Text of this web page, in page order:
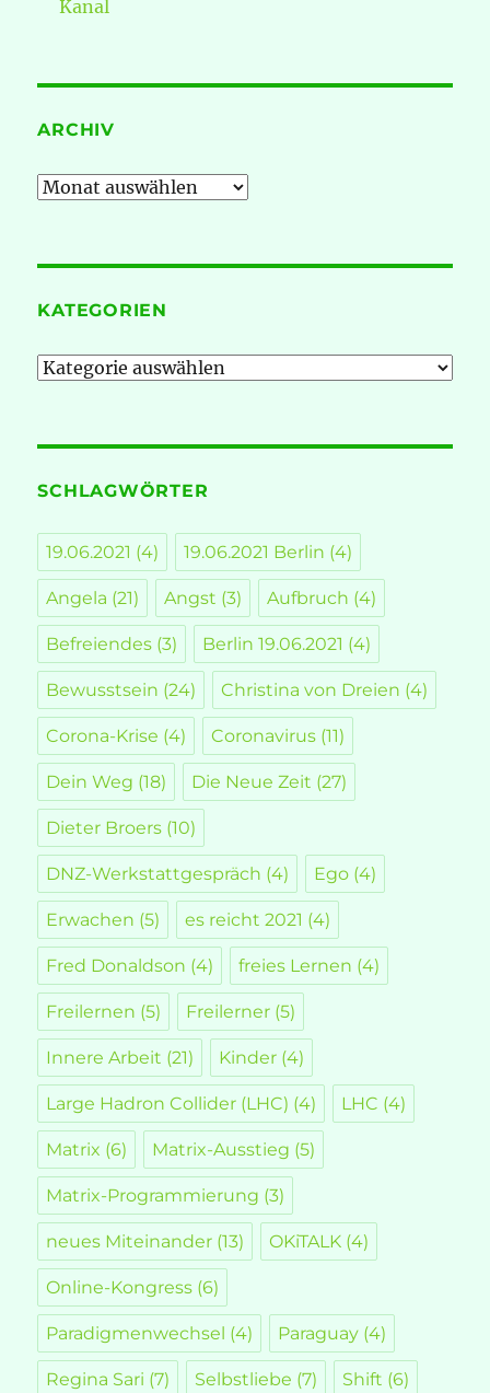
Kanal
ARCHIV
Archiv
KATEGORIEN
Kategorien
SCHLAGWÖRTER
19.06.2021 (4) 19.06.2021 Berlin (4)
Angela (21) Angst (3) Aufbruch (4)
Befreiendes (3) Berlin 19.06.2021 (4)
Bewusstsein (24) Christina von Dreien (4)
Corona-Krise (4) Coronavirus (11)
Dein Weg (18) Die Neue Zeit (27)
Dieter Broers (10)
DNZ-Werkstattgespräch (4) Ego (4)
Erwachen (5) es reicht 2021 (4)
Fred Donaldson (4) freies Lernen (4)
Freilernen (5) Freilerner (5)
Innere Arbeit (21) Kinder (4)
Large Hadron Collider (LHC) (4) LHC (4)
Matrix (6) Matrix-Ausstieg (5)
Matrix-Programmierung (3)
neues Miteinander (13) OKiTALK (4)
Online-Kongress (6)
Paradigmenwechsel (4) Paraguay (4)
Regina Sari (7) Selbstliebe (7) Shift (6)